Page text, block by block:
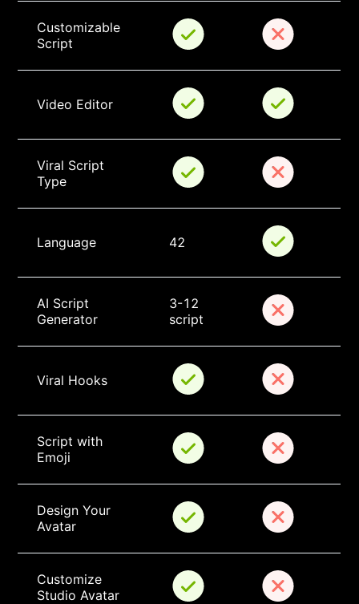
Customizable
Script
Video Editor
Viral Script
Type
Language 42
AI Script
Generator
3-12
script
Viral Hooks
Script with
Emoji
Design Your
Avatar
Customize
Studio Avatar